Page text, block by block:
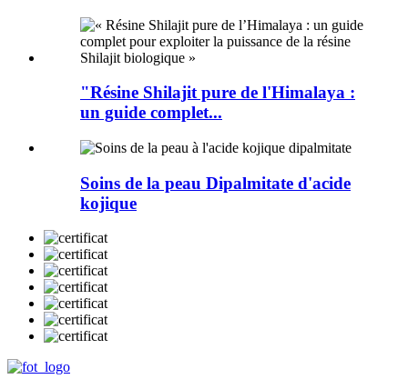
"Résine Shilajit pure de l'Himalaya :
un guide complet...
Soins de la peau Dipalmitate d'acide
kojique